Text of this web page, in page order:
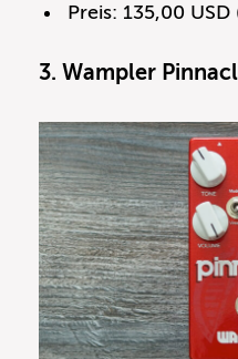
Preis: 135,00
3. Wampler